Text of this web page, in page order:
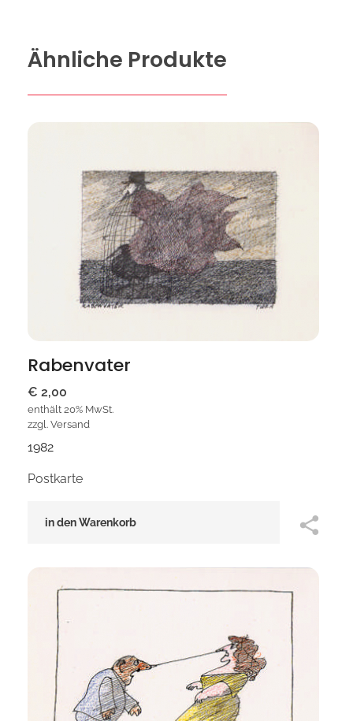
Ähnliche Produkte
Rabenvater
€ 2,00
enthält 20% MwSt.
zzgl. Versand
1982
Postkarte
in den Warenkorb